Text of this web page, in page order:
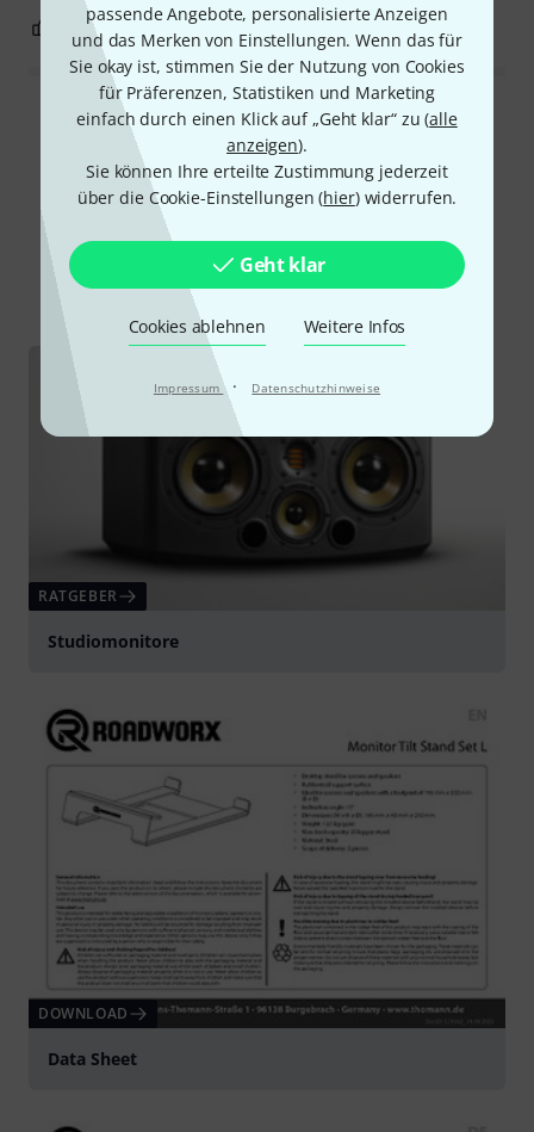
passende Angebote, personalisierte Anzeigen
und das Merken von Einstellungen. Wenn das für
Sie okay ist, stimmen Sie der Nutzung von Cookies
für Präferenzen, Statistiken und Marketing
einfach durch einen Klick auf „Geht klar“ zu (alle
anzeigen).
Sie können Ihre erteilte Zustimmung jederzeit
über die Cookie-Einstellungen (hier) widerrufen.
Geht klar
Cookies ablehnen Weitere Infos
Impressum · Datenschutzhinweise
0 BEWERTUNG MELDEN
Alle Bewertungen lesen
Schon gewusst?
Alle Ratgeber Downloads
RATGEBER
Studiomonitore
DOWNLOAD
Data Sheet